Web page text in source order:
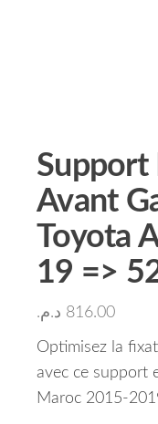
Support
Avant
Toyota
19 =>
816.00 د.م.
Optimisez la
avec ce support
Maroc 2015-